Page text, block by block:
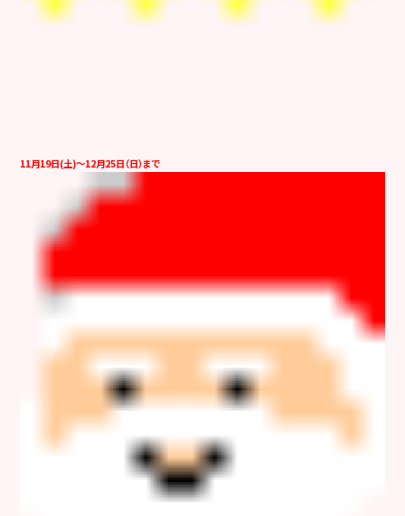
11月19日(土)～12月25日（日）まで